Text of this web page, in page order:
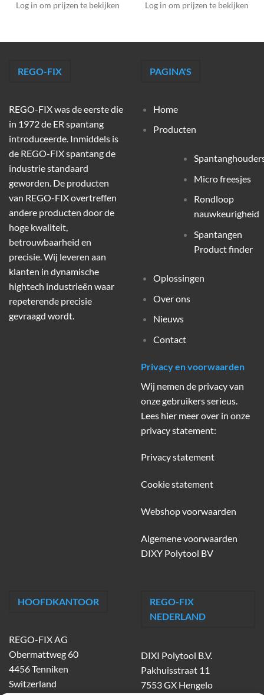
Log in om prijzen te bekijken
Log in om prijzen te bekijken
REGO-FIX
REGO-FIX was de eerste die
in 1972 de ER spantang
introduceerde. Inmiddels is
de REGO-FIX spantang de
industrie standaard
geworden. De producten
van REGO-FIX overtreffen
andere producten door de
hoge kwaliteit,
betrouwbaarheid en
precisie. Wij leveren aan
klanten in dynamische
hightech industrieën waar
repeterende precisie
gevraagd wordt.
PAGINA'S
Home
Producten
Micro freesjes
Rondloop
nauwkeurigheid
Spantangen
Product finder
Oplossingen
Over ons
Nieuws
Contact
Privacy en voorwaarden
Wij nemen de privacy van
onze gebruikers serieus.
Lees hier meer over in onze
privacy statement:
Privacy statement
Cookie statement
Webshop voorwaarden
Algemene voorwaarden
DIXY Polytool BV
HOOFDKANTOOR
REGO-FIX AG
Obermattweg 60
4456 Tenniken
Switzerland
REGO-FIX
NEDERLAND
DIXI Polytool B.V.
Pakhuisstraat 11
7553 GX Hengelo